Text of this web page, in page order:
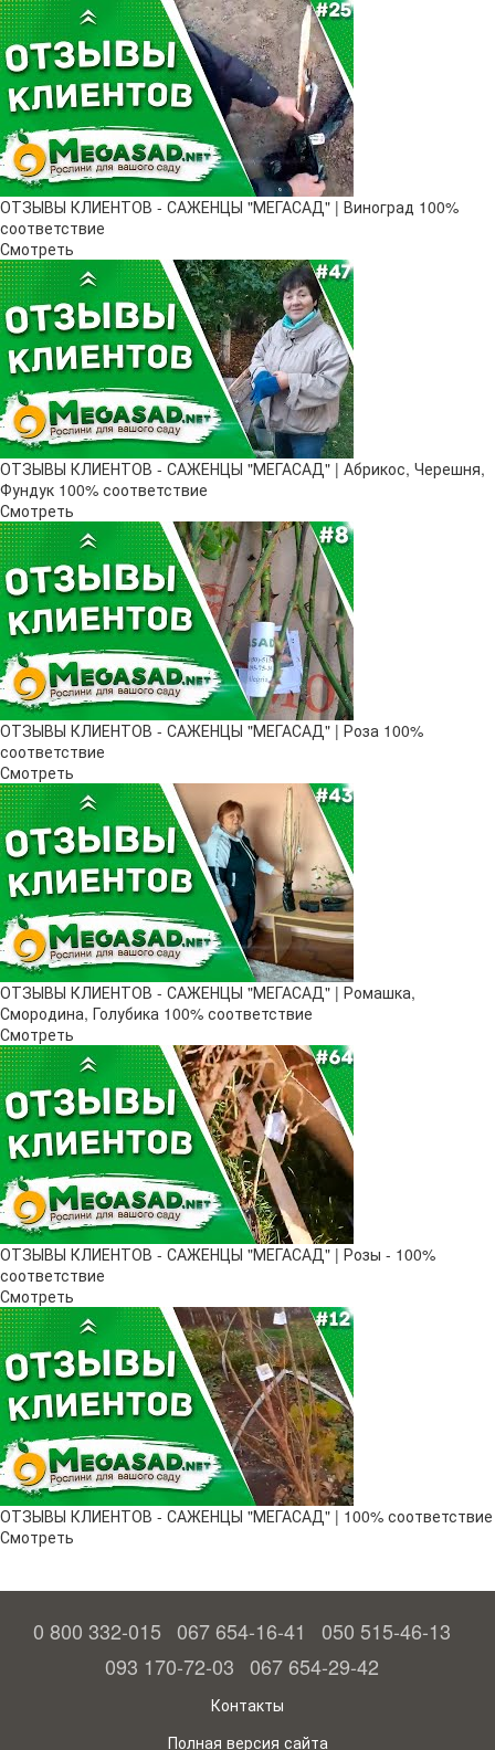
ОТЗЫВЫ КЛИЕНТОВ - САЖЕНЦЫ "МЕГАСАД" | Виноград 100%
соответствие
Смотреть
ОТЗЫВЫ КЛИЕНТОВ - САЖЕНЦЫ "МЕГАСАД" | Абрикос, Черешня,
Фундук 100% соответствие
Смотреть
ОТЗЫВЫ КЛИЕНТОВ - САЖЕНЦЫ "МЕГАСАД" | Роза 100%
соответствие
Смотреть
ОТЗЫВЫ КЛИЕНТОВ - САЖЕНЦЫ "МЕГАСАД" | Ромашка,
Смородина, Голубика 100% соответствие
Смотреть
ОТЗЫВЫ КЛИЕНТОВ - САЖЕНЦЫ "МЕГАСАД" | Розы - 100%
соответствие
Смотреть
ОТЗЫВЫ КЛИЕНТОВ - САЖЕНЦЫ "МЕГАСАД" | 100% соответствие
Смотреть
0 800 332-015 067 654-16-41
050 515-46-13
093 170-72-03 067 654-29-42
Контакты
Полная версия сайта